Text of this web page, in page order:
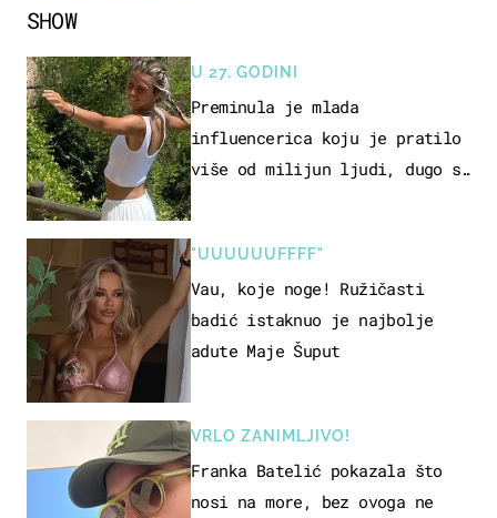
SHOW
U 27. GODINI
Preminula je mlada
influencerica koju je pratilo
više od milijun ljudi, dugo se
"UUUUUUFFFF"
Vau, koje noge! Ružičasti
badić istaknuo je najbolje
adute Maje Šuput
VRLO ZANIMLJIVO!
Franka Batelić pokazala što
nosi na more, bez ovoga ne